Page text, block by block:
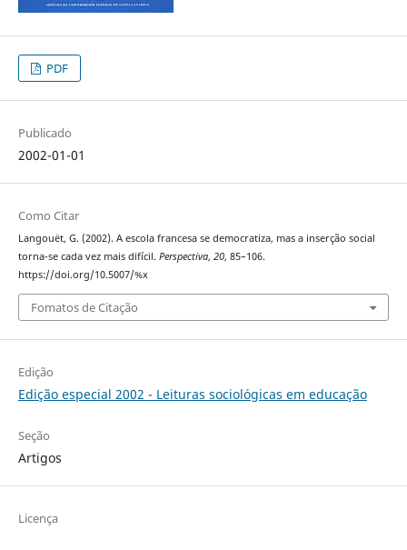
PDF
Publicado
2002-01-01
Como Citar
Langouët, G. (2002). A escola francesa se democratiza, mas a inserção social
torna-se cada vez mais difícil. Perspectiva, 20, 85–106.
https://doi.org/10.5007/%x
Fomatos de Citação
Edição
Edição especial 2002 - Leituras sociológicas em educação
Seção
Artigos
Licença